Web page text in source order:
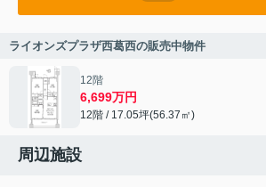
ライオンズプラザ西葛西の販売中物件
12階
6,699万円
12階 / 17.05坪(56.37㎡)
周辺施設